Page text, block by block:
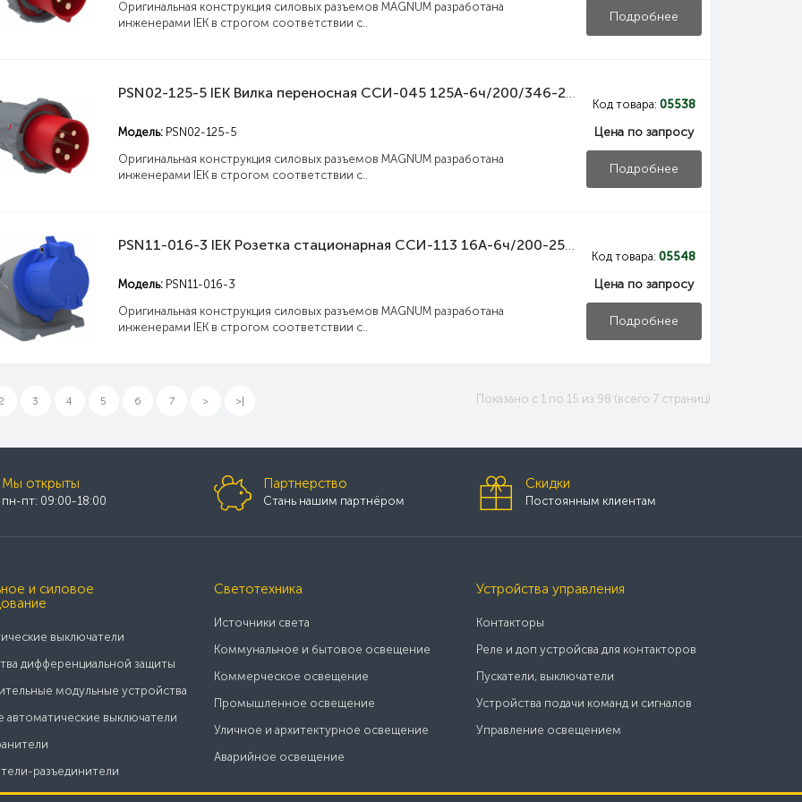
Оригинальная конструкция силовых разъемов MAGNUM разработана
инженерами IEK в строгом соответствии с..
Подробнее
PSN02-125-5 IEK Вилка переносная ССИ-045 125А-6ч/200/346-240/415В 3Р+РЕ+N IP67 MAGNUM IEK
Модель: PSN02-125-5
Оригинальная конструкция силовых разъемов MAGNUM разработана
инженерами IEK в строгом соответствии с..
Код товара: 05538
Цена по запросу
Подробнее
PSN11-016-3 IEK Розетка стационарная ССИ-113 16А-6ч/200-250В 2P+PE IP44 MAGNUM IEK
Модель: PSN11-016-3
Оригинальная конструкция силовых разъемов MAGNUM разработана
инженерами IEK в строгом соответствии с..
Код товара: 05548
Цена по запросу
Подробнее
3 4 5 6 7 > >| Показано с 1 по 15 из 98 (всего 7 страниц)
Мы открыты
пн-пт: 09:00-18:00
Партнерство
Стань нашим партнёром
Скидки
Постоянным клиентам
и силовое
выключатели
дифференциальной защиты
модульные устройства
автоматические выключатели
разъединители
Светотехника
Источники света
Коммунальное и бытовое освещение
Коммерческое освещение
Промышленное освещение
Уличное и архитектурное освещение
Аварийное освещение
Устройства управления
Контакторы
Реле и доп устройсва для контакторов
Пускатели, выключатели
Устройства подачи команд и сигналов
Управление освещением